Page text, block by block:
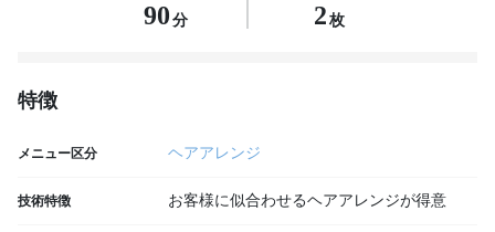
90 分 2 枚
特徴
メニュー区分 ヘアアレンジ
技術特徴 お客様に似合わせるヘアアレンジが得意